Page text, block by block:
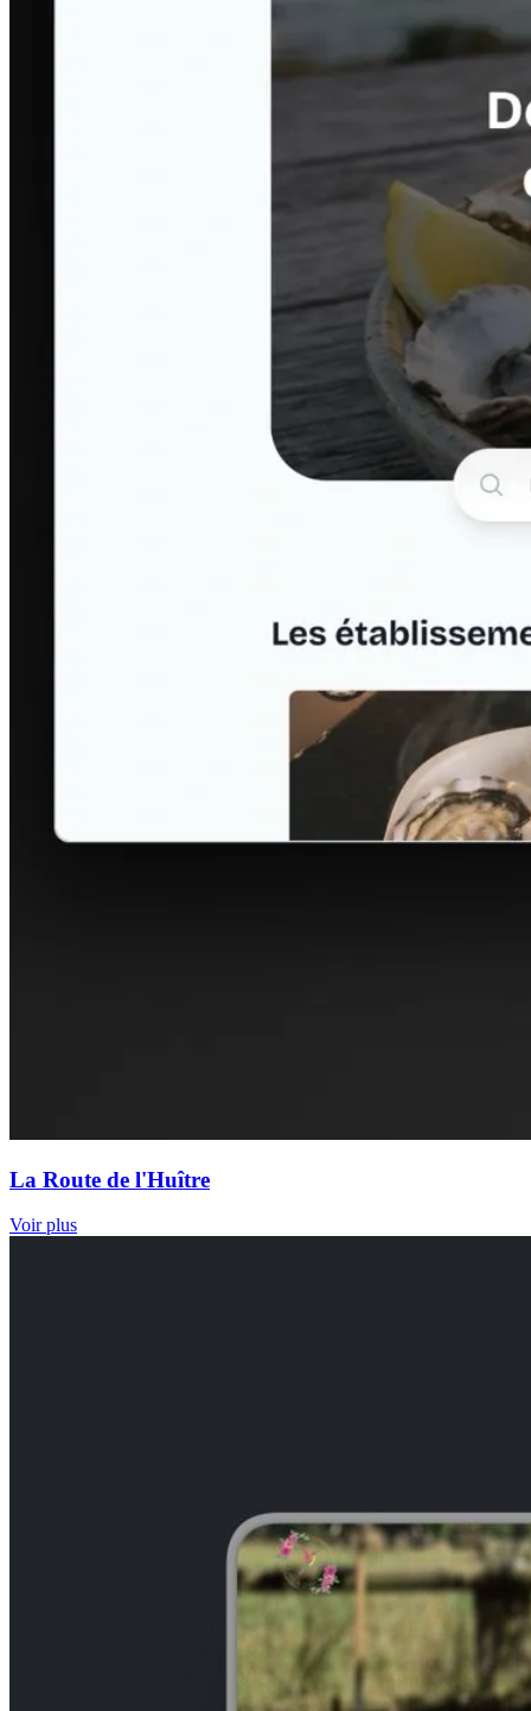
La Route de l'Huître
Voir plus